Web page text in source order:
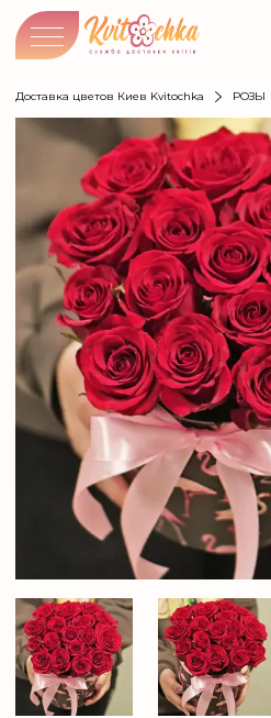
Доставка цветов Киев Kvitochka РОЗЫ